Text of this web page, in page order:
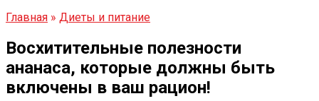
Главная » Диеты и питание
Восхитительные полезности
ананаса, которые должны быть
включены в ваш рацион!